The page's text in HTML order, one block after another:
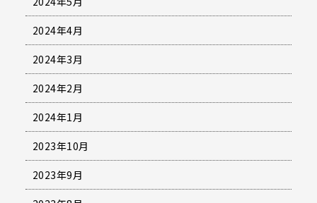
2024年4月
2024年3月
2024年2月
2024年1月
2023年10月
2023年9月